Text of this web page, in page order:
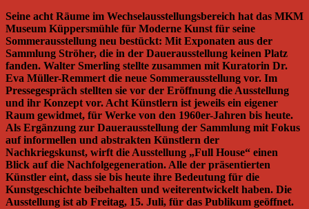
Seine acht Räume im Wechselausstellungsbereich hat das MKM
Museum Küppersmühle für Moderne Kunst für seine
Sommerausstellung neu bestückt: Mit Exponaten aus der
Sammlung Ströher, die in der Dauerausstellung keinen Platz
fanden. Walter Smerling stellte zusammen mit Kuratorin Dr.
Eva Müller-Remmert die neue Sommerausstellung vor. Im
Pressegespräch stellten sie vor der Eröffnung die Ausstellung
und ihr Konzept vor. Acht Künstlern ist jeweils ein eigener
Raum gewidmet, für Werke von den 1960er-Jahren bis heute.
Als Ergänzung zur Dauerausstellung der Sammlung mit Fokus
auf informellen und abstrakten Künstlern der
Nachkriegskunst, wirft die Ausstellung „Full House“ einen
Blick auf die Nachfolgegeneration. Alle der präsentierten
Künstler eint, dass sie bis heute ihre Bedeutung für die
Kunstgeschichte beibehalten und weiterentwickelt haben. Die
Ausstellung ist ab Freitag, 15. Juli, für das Publikum geöffnet.